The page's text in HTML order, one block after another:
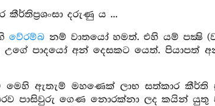
දරුණු ය ...
වේරම්බ නම් වාතයෝ හමත්. එහි යම් පක්‍ෂි
උගේ පාදයෝ අන් දෙසකට යෙත්.
ඇතැම් මහණෙක් ලාභ සත්කාර කීර්ති
පාසිවුරු ගෙණ නොරක්නා ලද කයින්